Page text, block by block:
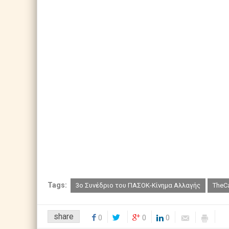
Tags: 3ο Συνέδριο του ΠΑΣΟΚ-Κίνημα Αλλαγής
share 0 0 0